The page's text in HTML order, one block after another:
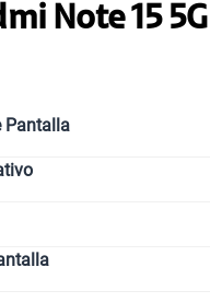
Note 15
Pantalla